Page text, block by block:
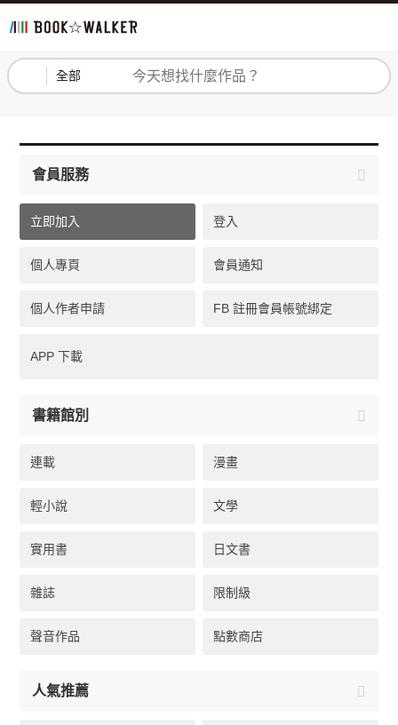
全部 登入 註冊
會員服務
立即加入 登入
個人專頁 會員通知
個人作者申請 FB 註冊會員帳號綁定
APP 下載
書籍館別
連載 漫畫
輕小說 文學
實用書 日文書
雜誌 限制級
聲音作品 點數商店
人氣推薦